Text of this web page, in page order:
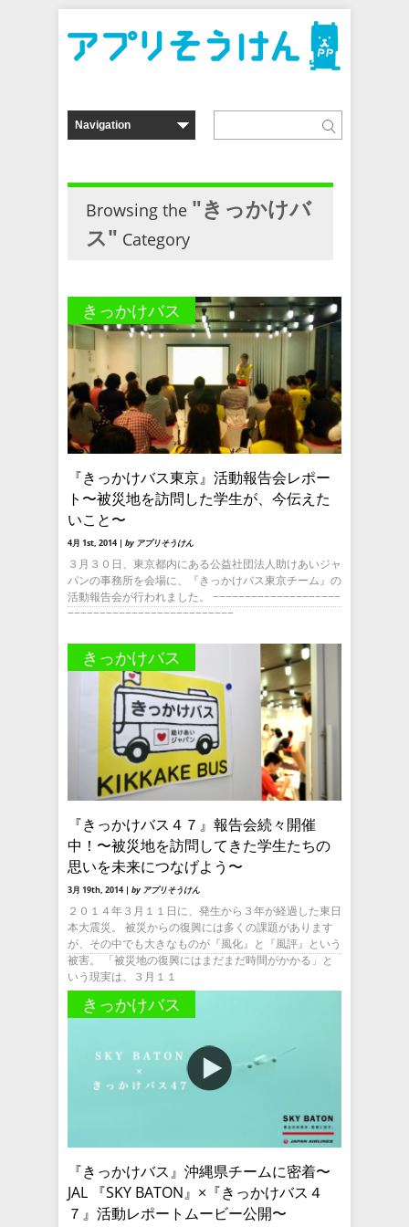
Browsing the "きっかけバ
ス" Category
きっかけバス
『きっかけバス東京』活動報告会レポー
ト〜被災地を訪問した学生が、今伝えた
いこと〜
4月 1st, 2014 | by アプリそうけん
３月３０日、東京都内にある公益社団法人助けあいジャ
パンの事務所を会場に、『きっかけバス東京チーム』の
活動報告会が行われました。 −−−−−−−−−−−−−−−−−−−−
−−−−−−−−−−−−−−−−−−−−−−−−−−
きっかけバス
『きっかけバス４７』報告会続々開催
中！〜被災地を訪問してきた学生たちの
思いを未来につなげよう〜
3月 19th, 2014 | by アプリそうけん
２０１４年３月１１日に、発生から３年が経過した東日
本大震災。 被災からの復興には多くの課題があります
が、その中でも大きなものが『風化』と『風評』という
被害。 「被災地の復興にはまだまだ時間がかかる」と
いう現実は、３月１１
きっかけバス
『きっかけバス』沖縄県チームに密着〜
JAL 『SKY BATON』×『きっかけバス４
７』活動レポートムービー公開〜